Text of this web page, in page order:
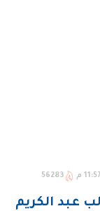
11:57 م 56283
عبد الكريم